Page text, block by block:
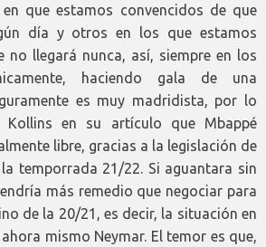
que estamos convencidos de que
día y otros en los que estamos
no llegará nunca, así, siempre en los
haciendo gala de una
es muy madridista, por lo
Kollins en su artículo que Mbappé
libre, gracias a la legislación de
temporrada 21/22. Si aguantara sin
más remedio que negociar para
de la 20/21, es decir, la situación en
mismo Neymar. El temor es que,